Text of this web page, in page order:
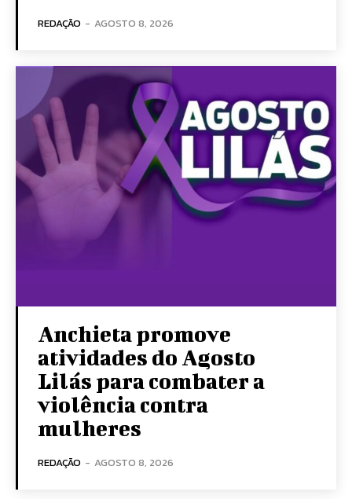
REDAÇÃO - AGOSTO 8, 2026
Anchieta promove
atividades do Agosto
Lilás para combater a
violência contra
mulheres
REDAÇÃO - AGOSTO 8, 2026